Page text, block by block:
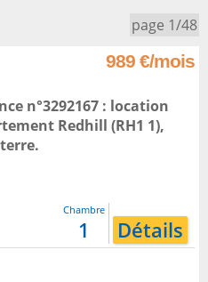
page 1/48
989 €/mois
n°3292167 : location
Redhill (RH1 1),
.
Chambre
1 Détails